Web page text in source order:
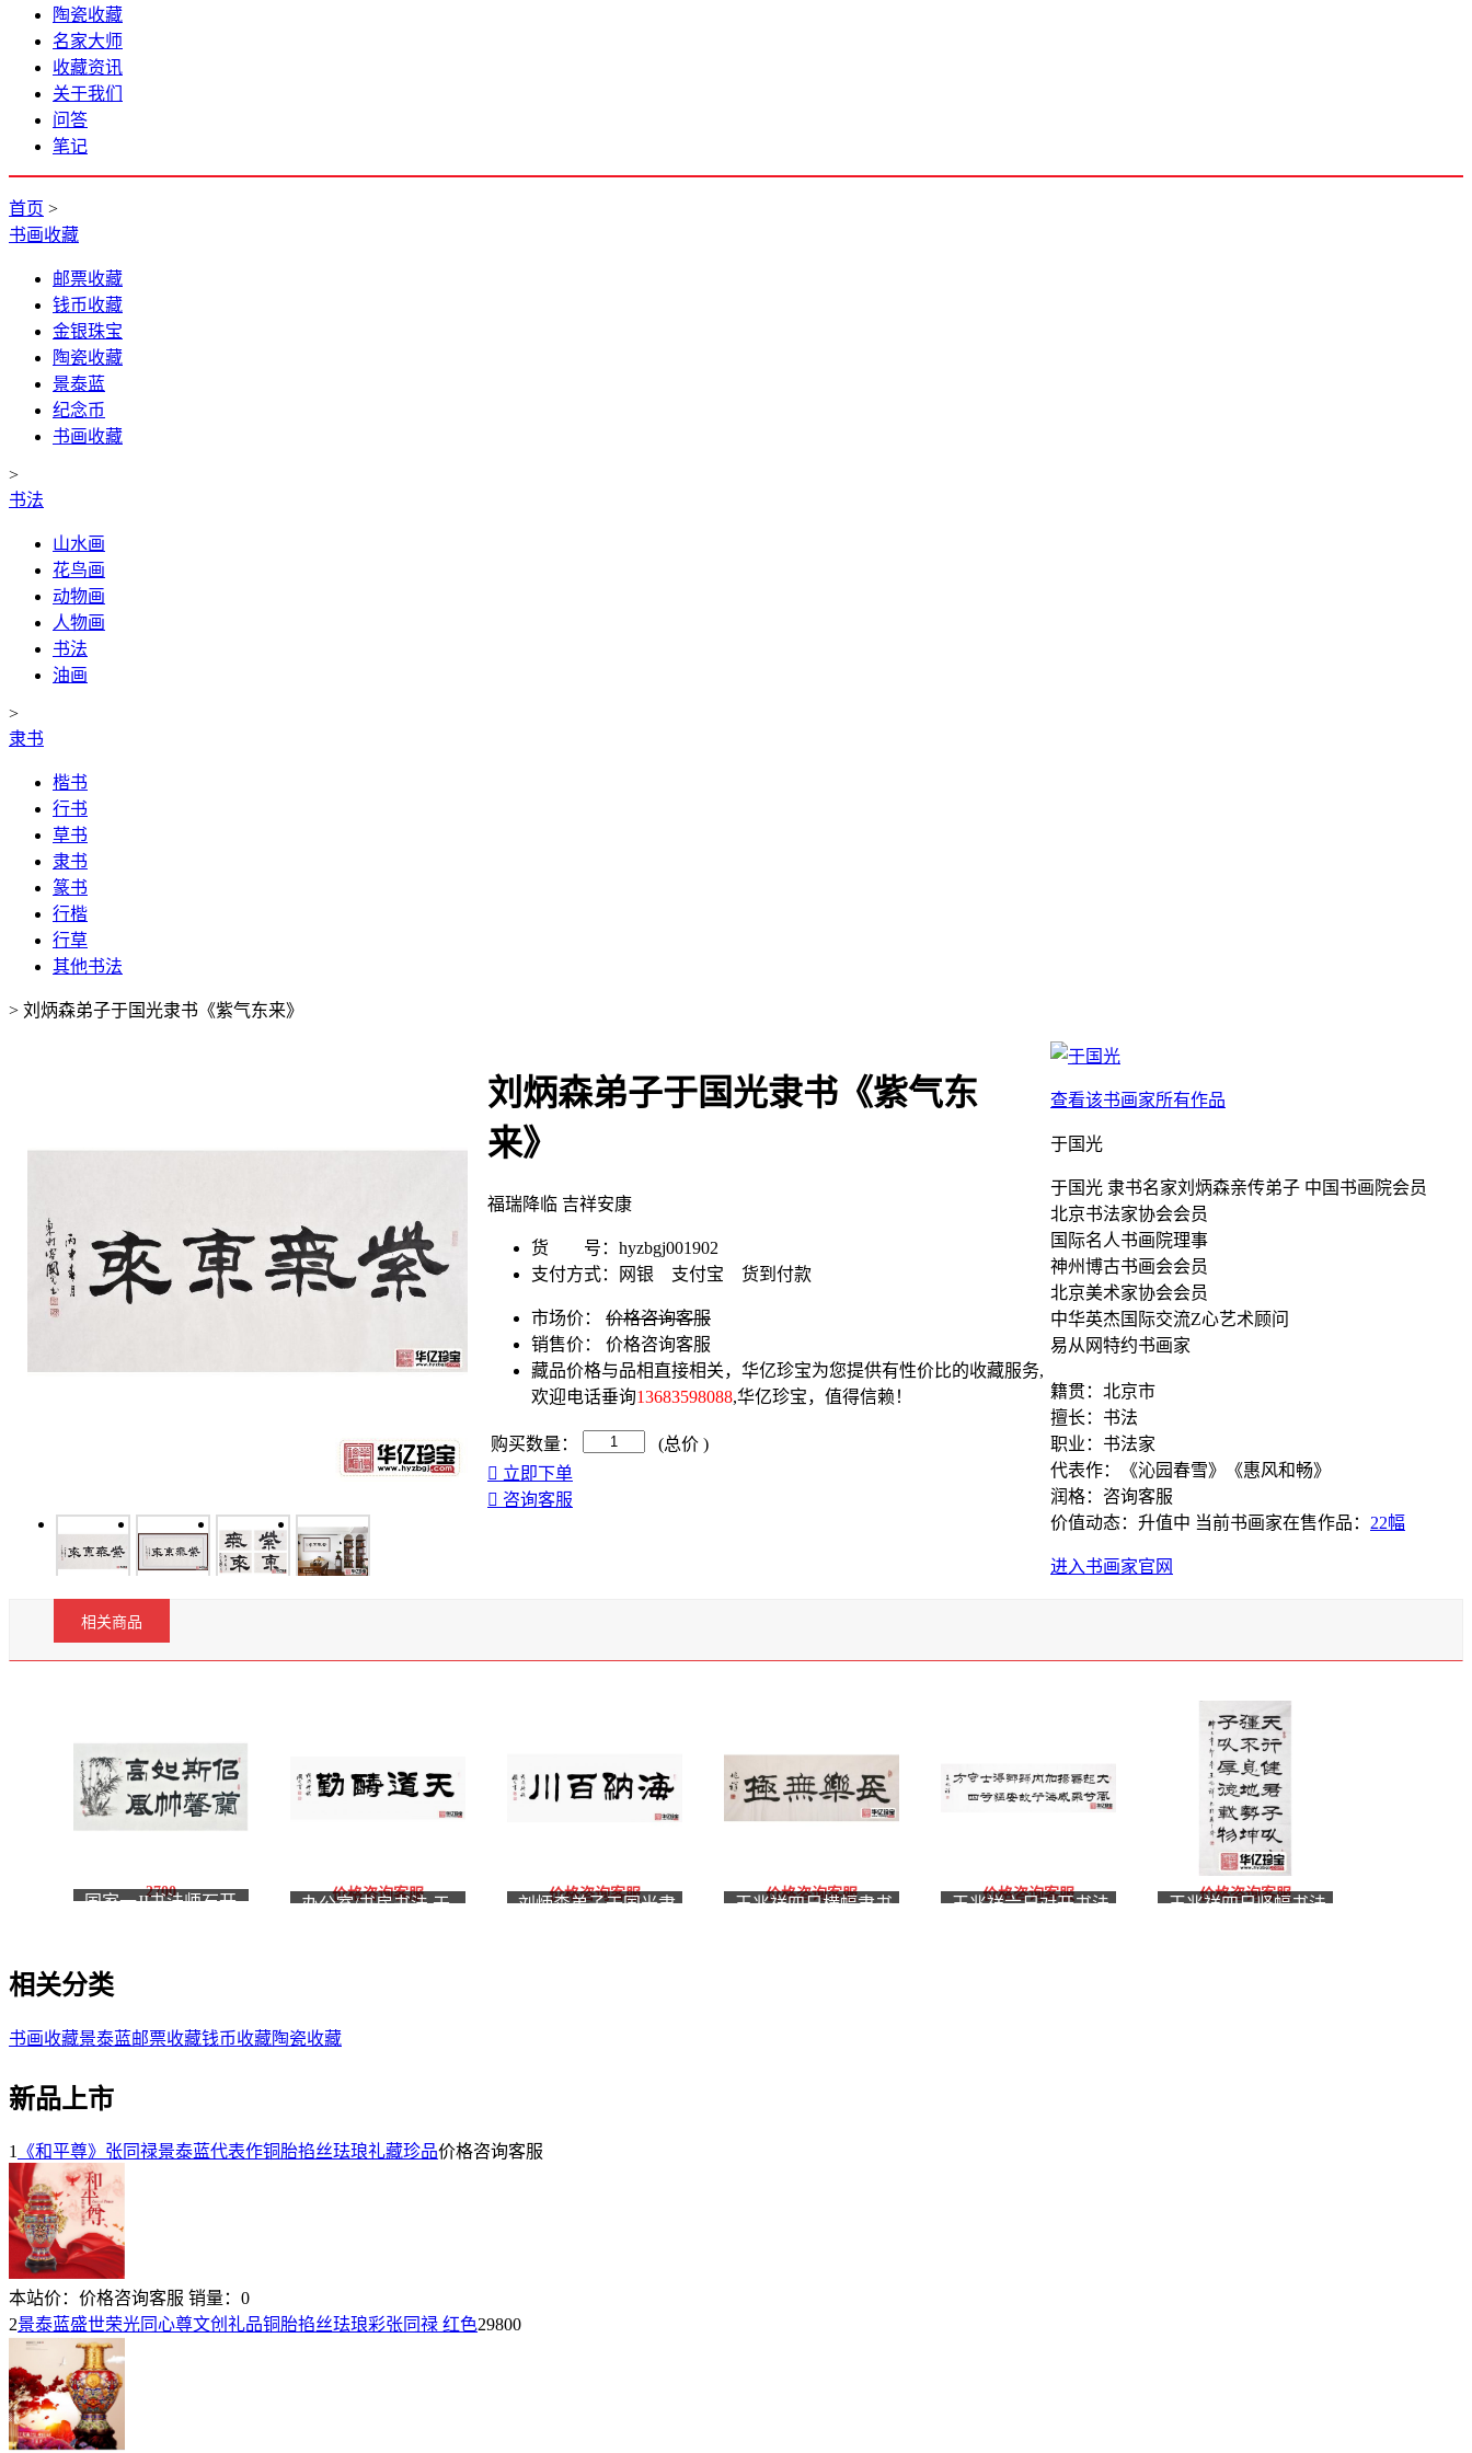
陶瓷收藏
名家大师
收藏资讯
关于我们
问答
笔记
首页 >
书画收藏
邮票收藏
钱币收藏
金银珠宝
陶瓷收藏
景泰蓝
纪念币
书画收藏
>
书法
山水画
花鸟画
动物画
人物画
书法
油画
>
隶书
楷书
行书
草书
隶书
篆书
行楷
行草
其他书法
> 刘炳森弟子于国光隶书《紫气东来》
刘炳森弟子于国光隶书《紫气东
来》
福瑞降临 吉祥安康
货 号： hyzbgj001902
支付方式：
网银 支付宝 货到付款
市场价：
价格咨询客服
销售价：
价格咨询客服
藏品价格与品相直接相关，华亿珍宝为您提供有性价比的收藏服务,
欢迎电话垂询13683598088,华亿珍宝，值得信赖！
购买数量： (总价 )
立即下单
咨询客服
查看该书画家所有作品
于国光
于国光 隶书名家刘炳森亲传弟子 中国书画院会员
北京书法家协会会员
国际名人书画院理事
神州博古书画会会员
北京美术家协会会员
中华英杰国际交流Z心艺术顾问
易从网特约书画家
籍贯：北京市
擅长：书法
职业：书法家
代表作：《沁园春雪》《惠风和畅》
润格：咨询客服
价值动态：升值中 当前书画家在售作品： 22幅
进入书画家官网
相关商品
国家一JI书法师石开
2700
办公室/书房书法 于
价格咨询客服
刘炳森弟子于国光隶
价格咨询客服
王兆祥四尺横幅隶书
价格咨询客服
王兆祥六尺对开书法
价格咨询客服
王兆祥四尺竖幅书法
价格咨询客服
相关分类
书画收藏景泰蓝邮票收藏钱币收藏陶瓷收藏
新品上市
1 《和平尊》张同禄景泰蓝代表作铜胎掐丝珐琅礼藏珍品价格咨询客服
本站价： 价格咨询客服 销量： 0
2景泰蓝盛世荣光同心尊文创礼品铜胎掐丝珐琅彩张同禄 红色29800